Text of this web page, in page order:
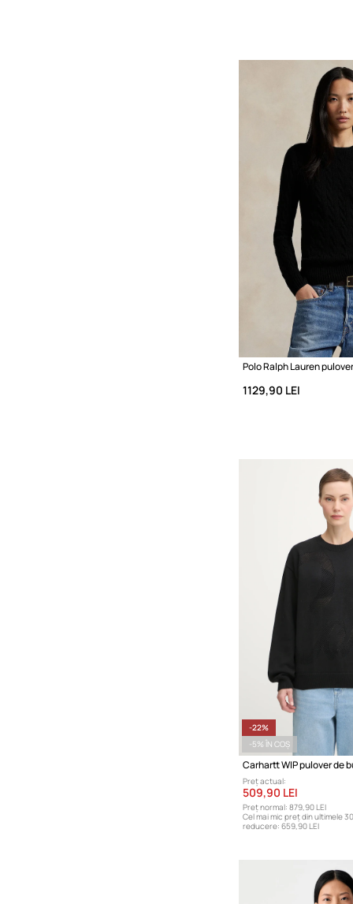
1129,90 LEI
-22%
-5% ÎN COȘ
Carhartt WIP pulover de
Preț actual:
509,90 LEI
Preț normal: 879,90 LEI
Cel mai mic preț din ultimele
reducere: 659,90 LEI